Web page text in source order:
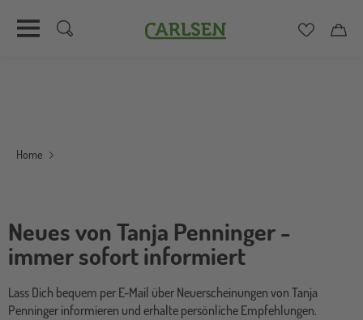
Carlsen
Home
Neues von Tanja Penninger -
immer sofort informiert
Lass Dich bequem per E-Mail über Neuerscheinungen von Tanja
Penninger informieren und erhalte persönliche Empfehlungen.